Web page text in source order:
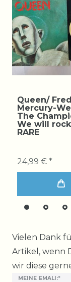
Queen/
Mercury-
The
We will
RARE
24,99 € *
Vielen Dank
Artikel, wenn
wir diese
MEINE EMALI:*